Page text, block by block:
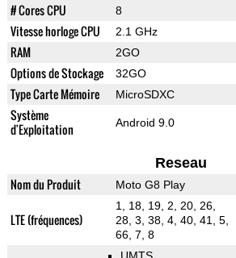
# Cores CPU 8
Vitesse horloge CPU 2.1 GHz
RAM 2GO
Options de Stockage 32GO
Type Carte Mémoire MicroSDXC
Système
d'Exploitation
Android 9.0
Reseau
Nom du Produit Moto G8 Play
LTE (fréquences)
1, 18, 19, 2, 20, 26,
28, 3, 38, 4, 40, 41, 5,
66, 7, 8